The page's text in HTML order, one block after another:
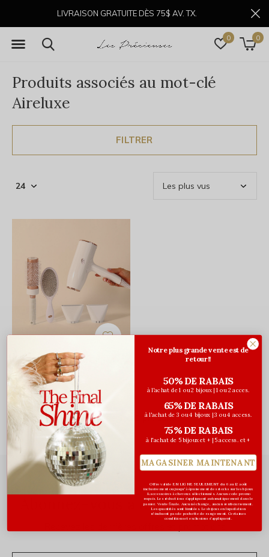
0 0
LIVRAISON GRATUITE DÈS 75$ AV. TX.
Produits associés au mot-clé
Aireluxe
FILTRER
Sèche-cheveux Aireluxe
299,99$CA
Avant les taxes
Vu de 1 à 1 produits
Abonnez-vous à notre infolettre
Notre plus grande vente est de
retour!!
50% DE RABAIS
à l'achat de 1 ou 2 bijoux | 1 ou 2 acces.
65% DE RABAIS
à l'achat de 3 ou 4 bijoux | 3 ou 4 access.
75% DE RABAIS
à l'achat de 5 bijoux et + | 5 access. et +
MAGASINER MAINTENANT
Offre valide EN LIGNE SEULEMENT du 6 au 12 août
inclusivement ou jusqu'à épuisement des stocks sur les bijoux
& accessoires à cheveux sélectionnés. Aucun code promo
requis. Les réductions s’appliquent automatiquement dans le
panier. Vente finale. Aucun échange, aucun remboursement.
Les quantités sont limitées. Les bijoux en liquidation
n'incluent pas de pochette de rangement. Certaines
conditions et exclusions s'appliquent.